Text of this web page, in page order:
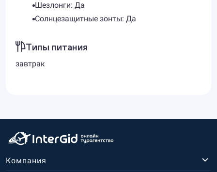
Шезлонги: Да
Солнцезащитные зонты: Да
Типы питания
завтрак
Компания